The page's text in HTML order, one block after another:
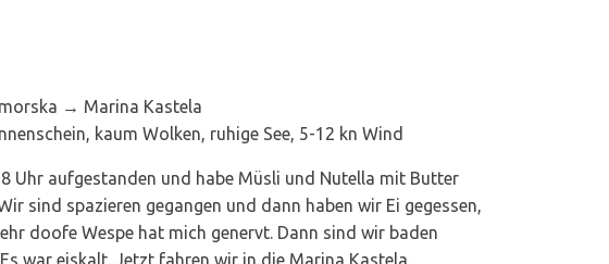
→ Marina Kastela
kaum Wolken, ruhige See, 5-12 kn Wind
Uhr aufgestanden und habe Müsli und Nutella mit Butter
sind spazieren gegangen und dann haben wir Ei gegessen,
doofe Wespe hat mich genervt. Dann sind wir baden
war eiskalt. Jetzt fahren wir in die Marina Kastela.